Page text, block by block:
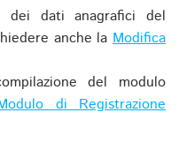
dei dati anagrafici del
anche laModifica
del modulo
di Registrazione